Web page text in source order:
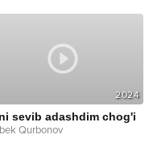
2024
sevib adashdim chog'i
Qurbonov